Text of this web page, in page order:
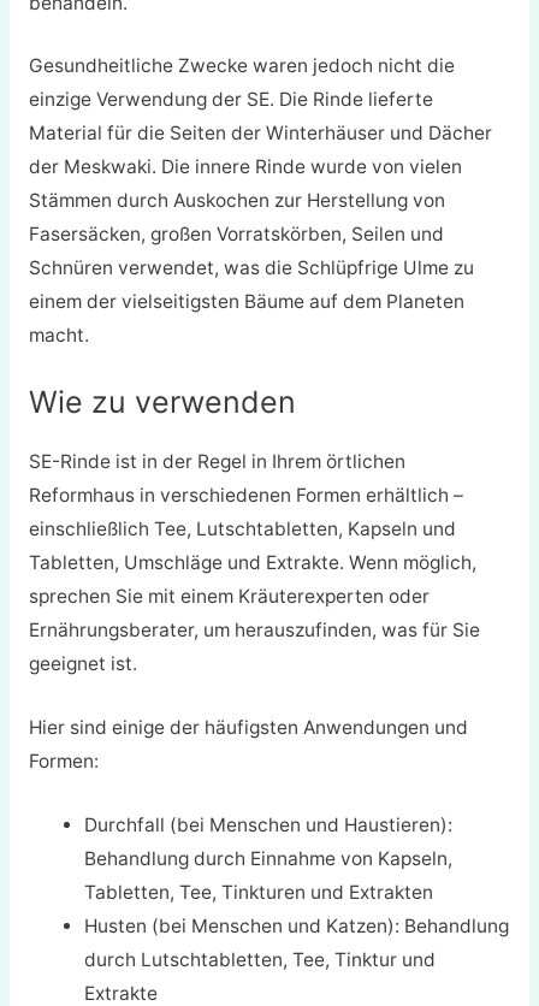
Gesundheitliche Zwecke waren jedoch nicht die
einzige Verwendung der SE. Die Rinde lieferte
Material für die Seiten der Winterhäuser und Dächer
der Meskwaki. Die innere Rinde wurde von vielen
Stämmen durch Auskochen zur Herstellung von
Fasersäcken, großen Vorratskörben, Seilen und
Schnüren verwendet, was die Schlüpfrige Ulme zu
einem der vielseitigsten Bäume auf dem Planeten
macht.
Wie zu verwenden
SE-Rinde ist in der Regel in Ihrem örtlichen
Reformhaus in verschiedenen Formen erhältlich –
einschließlich Tee, Lutschtabletten, Kapseln und
Tabletten, Umschläge und Extrakte. Wenn möglich,
sprechen Sie mit einem Kräuterexperten oder
Ernährungsberater, um herauszufinden, was für Sie
geeignet ist.
Hier sind einige der häufigsten Anwendungen und
Formen:
Durchfall (bei Menschen und Haustieren):
Behandlung durch Einnahme von Kapseln,
Tabletten, Tee, Tinkturen und Extrakten
Husten (bei Menschen und Katzen): Behandlung
durch Lutschtabletten, Tee, Tinktur und
Extrakte